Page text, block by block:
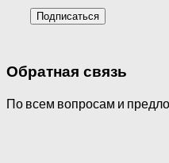
Обратная связь
По всем вопросам и